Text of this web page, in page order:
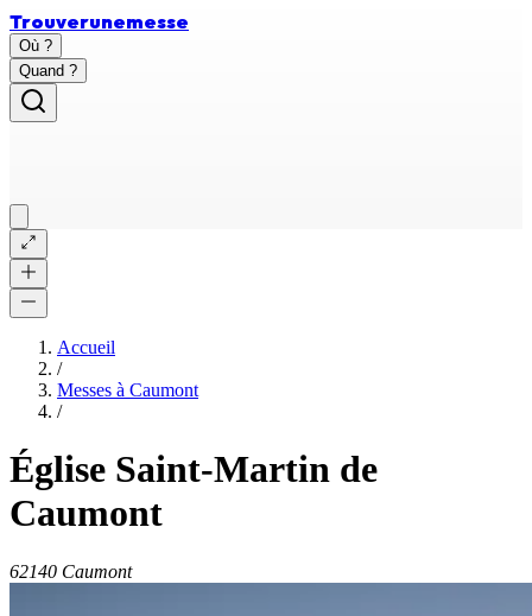
Trouverunemesse
Où ?
Quand ?
Accueil
/
Messes à Caumont
/
Église Saint-Martin de
Caumont
62140 Caumont